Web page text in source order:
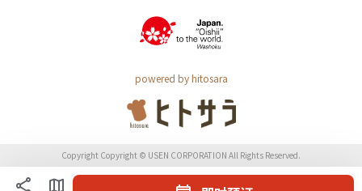
powered by hitosara
Copyright Copyright © USEN CORPORATION All Rights Reserved.